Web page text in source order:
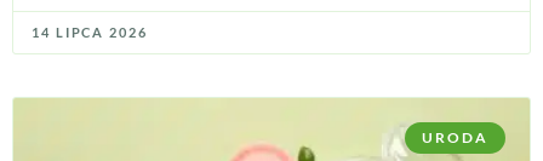
14 LIPCA 2026
URODA